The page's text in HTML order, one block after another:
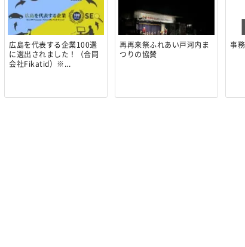
広島を代表する企業100選
に選出されました！（合同
会社Fikatid）※...
再再来祭ふれあい戸河内ま
つりの協賛
事